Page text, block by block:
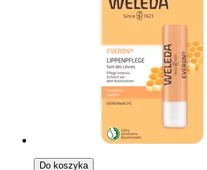
Do koszyka